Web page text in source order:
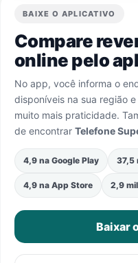
BAIXE O APLICATIVO
Compare
online pelo
No app, você informa o
disponíveis na sua região
muito mais praticidade.
de encontrar Telefone
4,9 na Google Play 37,5
4,9 na App Store 2,9
Baixar